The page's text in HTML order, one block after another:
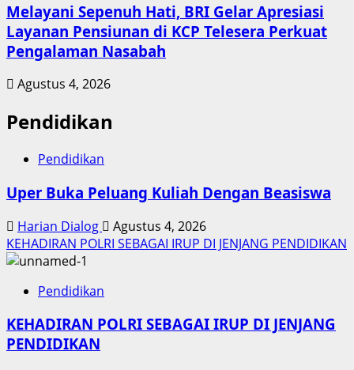
Melayani Sepenuh Hati, BRI Gelar Apresiasi
Layanan Pensiunan di KCP Telesera Perkuat
Pengalaman Nasabah
Agustus 4, 2026
Pendidikan
Pendidikan
Uper Buka Peluang Kuliah Dengan Beasiswa
Harian Dialog
Agustus 4, 2026
KEHADIRAN POLRI SEBAGAI IRUP DI JENJANG PENDIDIKAN
Pendidikan
KEHADIRAN POLRI SEBAGAI IRUP DI JENJANG
PENDIDIKAN